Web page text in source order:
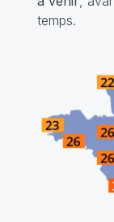
temps.